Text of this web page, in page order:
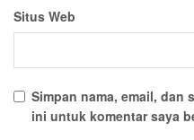
Situs Web
Simpan nama, email, dan
ini untuk komentar saya